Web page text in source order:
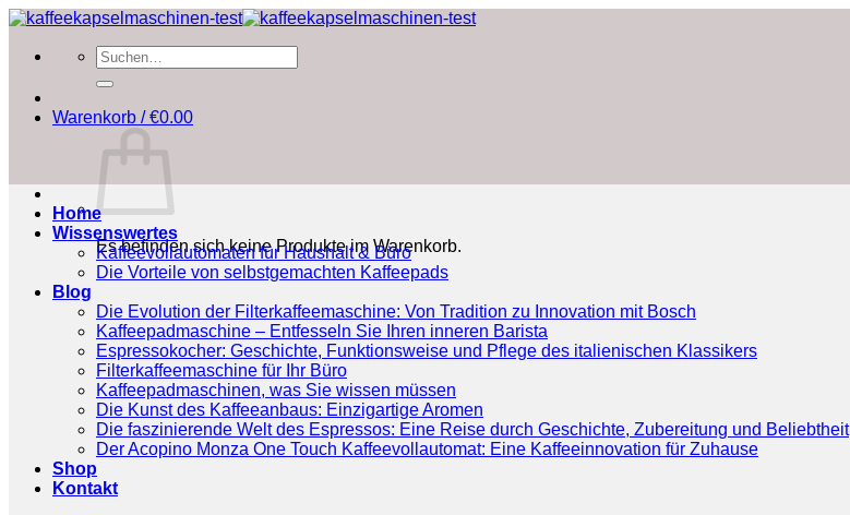
Zum
springen
Suchen
nach:
Warenkorb /€0.00
Es befinden sich keine Produkte im Warenkorb.
Home
Wissenswertes
Kaffeevollautomaten für Haushalt & Büro
Die Vorteile von selbstgemachten Kaffeepads
Blog
Die Evolution der Filterkaffeemaschine: Von Tradition zu Innovation mit Bosch
Kaffeepadmaschine – Entfesseln Sie Ihren inneren Barista
Espressokocher: Geschichte, Funktionsweise und Pflege des italienischen Klassikers
Filterkaffeemaschine für Ihr Büro
Kaffeepadmaschinen, was Sie wissen müssen
Die Kunst des Kaffeeanbaus: Einzigartige Aromen
Die faszinierende Welt des Espressos: Eine Reise durch Geschichte, Zubereitung und Beliebtheit
Der Acopino Monza One Touch Kaffeevollautomat: Eine Kaffeeinnovation für Zuhause
Shop
Kontakt